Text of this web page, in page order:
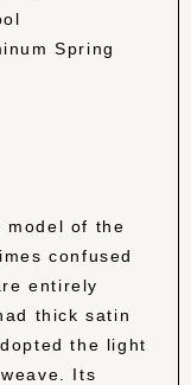
Spring
model of the
confused
entirely
thick satin
the light
Its